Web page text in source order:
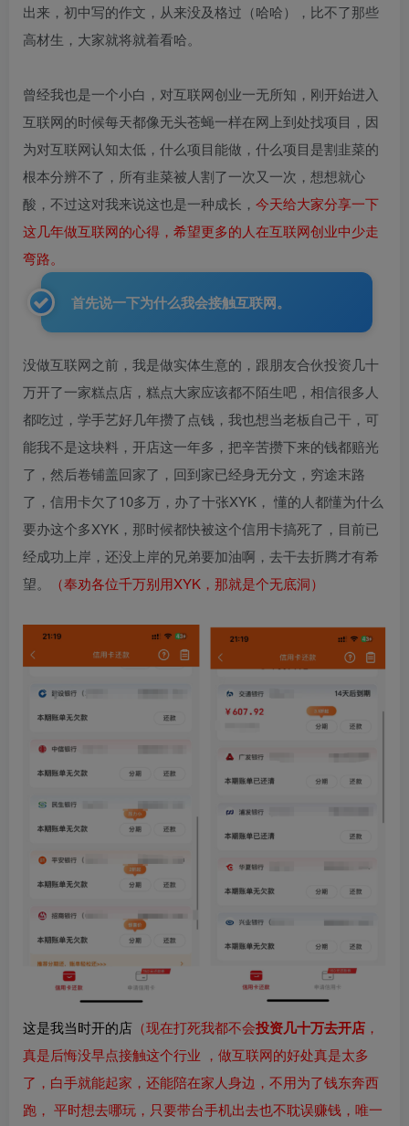
出来，初中写的作文，从来没及格过（哈哈），比不了那些
高材生，大家就将就着看哈。
曾经我也是一个小白，对互联网创业一无所知，刚开始进入
互联网的时候每天都像无头苍蝇一样在网上到处找项目，因
为对互联网认知太低，什么项目能做，什么项目是割韭菜的
根本分辨不了，所有韭菜被人割了一次又一次，想想就心
酸，不过这对我来说这也是一种成长， 今天给大家分享一下
这几年做互联网的心得，希望更多的人在互联网创业中少走
弯路。
首先说一下为什么我会接触互联网。
没做互联网之前，我是做实体生意的，跟朋友合伙投资几十
万开了一家糕点店，糕点大家应该都不陌生吧，相信很多人
都吃过，学手艺好几年攒了点钱，我也想当老板自己干，可
能我不是这块料，开店这一年多，把辛苦攒下来的钱都赔光
了，然后卷铺盖回家了，回到家已经身无分文，穷途末路
了，信用卡欠了10多万，办了十张XYK， 懂的人都懂为什么
要办这个多XYK，那时候都快被这个信用卡搞死了，目前已
经成功上岸，还没上岸的兄弟要加油啊，去干去折腾才有希
望。
（奉劝各位千万别用XYK，那就是个无底洞）
这是我当时开的店 （现在打死我都不会投资几十万去开店 ，
真是后悔没早点接触这个行业 ，做互联网的好处真是太多
了，白手就能起家，还能陪在家人身边，不用为了钱东奔西
跑， 平时想去哪玩，只要带台手机出去也不耽误赚钱，唯一